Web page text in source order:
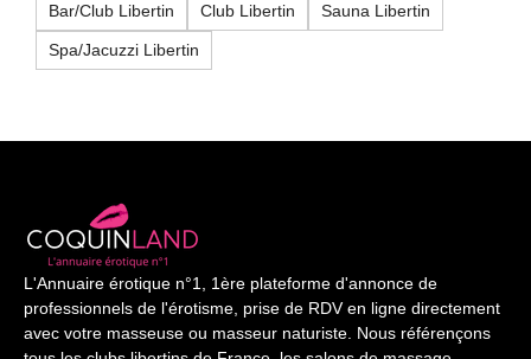
Bar/Club Libertin Club Libertin Sauna Libertin
Spa/Jacuzzi Libertin
L'Annuaire érotique n°1, 1ère plateforme d'annonce de
professionnels de l'érotisme, prise de RDV en ligne directement
avec votre masseuse ou masseur naturiste. Nous référençons